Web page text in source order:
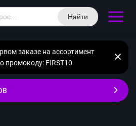
Найти
заказе на ассортимент
промокоду: FIRST10